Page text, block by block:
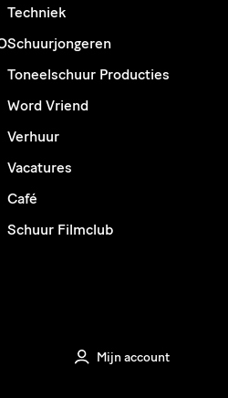
Techniek
Schuurjongeren
Toneelschuur Producties
Word Vriend
Verhuur
Vacatures
Café
Schuur Filmclub
Mijn account